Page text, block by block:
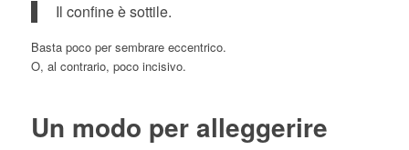
Il confine è sottile.
Basta poco per sembrare eccentrico.
O, al contrario, poco incisivo.
Un modo per alleggerire